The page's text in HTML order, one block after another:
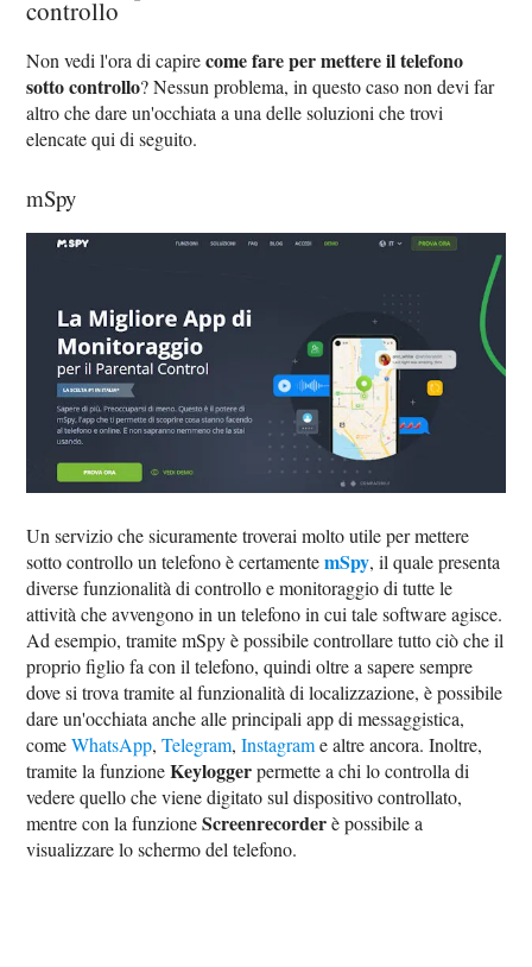
controllo
Non vedi l'ora di capirecome fare per mettere il telefono
sotto controllo? Nessun problema, in questo caso non devi far
altro che dare un'occhiata a una delle soluzioni che trovi
elencate qui di seguito.
mSpy
Un servizio che sicuramente troverai molto utile per mettere
sotto controllo un telefono è certamentemSpy, il quale presenta
diverse funzionalità di controllo e monitoraggio di tutte le
attività che avvengono in un telefono in cui tale software agisce.
Ad esempio, tramite mSpy è possibile controllare tutto ciò che il
proprio figlio fa con il telefono, quindi oltre a sapere sempre
dove si trova tramite al funzionalità di localizzazione, è possibile
dare un'occhiata anche alle principali app di messaggistica,
comeWhatsApp,Telegram,Instagrame altre ancora. Inoltre,
tramite la funzioneKeyloggerpermette a chi lo controlla di
vedere quello che viene digitato sul dispositivo controllato,
mentre con la funzioneScreenrecorderè possibile a
visualizzare lo schermo del telefono.